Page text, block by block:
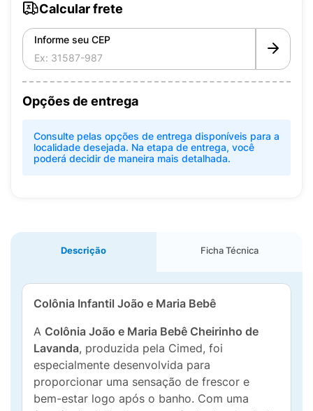
Calcular frete
Informe seu CEP
Opções de entrega
Consulte pelas opções de entrega disponíveis para a
localidade desejada. Na etapa de entrega, você
poderá decidir de maneira mais detalhada.
Descrição Ficha Técnica
Colônia Infantil João e Maria Bebê
A Colônia João e Maria Bebê Cheirinho de
Lavanda, produzida pela Cimed, foi
especialmente desenvolvida para
proporcionar uma sensação de frescor e
bem-estar logo após o banho. Com uma